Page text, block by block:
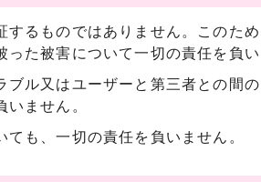
るものではありません。このた
た被害について一切の責任を負い
ル又はユーザーと第三者との間
ません。
も、一切の責任を負いません。